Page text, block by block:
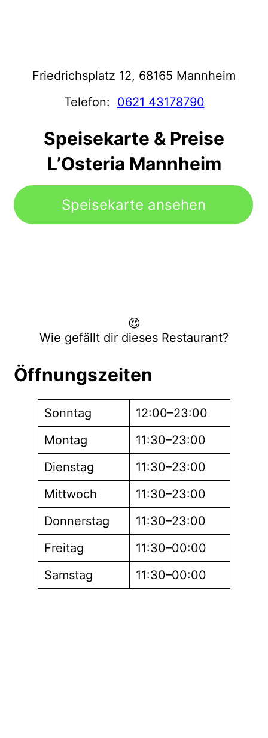
Friedrichsplatz 12, 68165 Mannheim
Telefon: 0621 43178790
Speisekarte & Preise
L’Osteria Mannheim
Speisekarte ansehen
😍
Wie gefällt dir dieses Restaurant?
Öffnungszeiten
Sonntag
12:00–23:00
Montag
11:30–23:00
Dienstag
11:30–23:00
Mittwoch
11:30–23:00
Donnerstag
11:30–23:00
Freitag
11:30–00:00
Samstag
11:30–00:00